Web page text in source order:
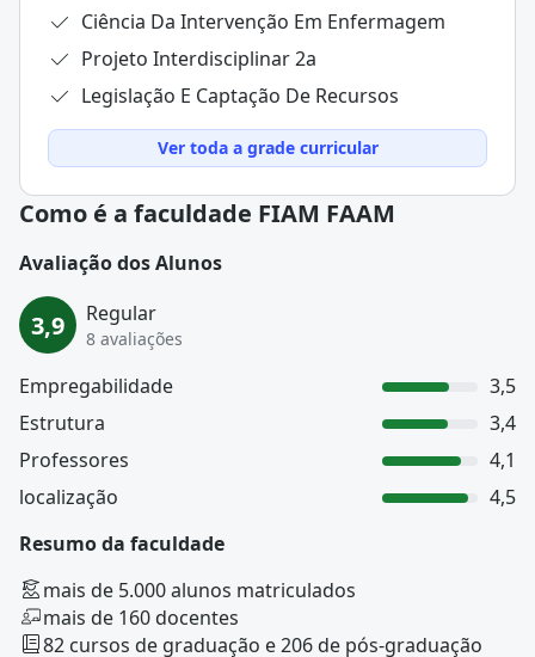
Ciência Da Intervenção Em Enfermagem
Projeto Interdisciplinar 2a
Legislação E Captação De Recursos
Ver toda a grade curricular
Como é a faculdade FIAM FAAM
Avaliação dos Alunos
3,9 Regular
8 avaliações
Empregabilidade
3,5
Estrutura
3,4
Professores
4,1
localização
4,5
Resumo da faculdade
mais de 5.000 alunos matriculados
mais de 160 docentes
82 cursos de graduação e 206 de pós-graduação